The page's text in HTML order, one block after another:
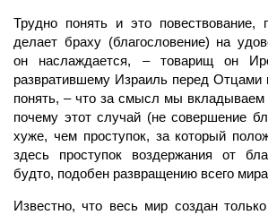
Трудно понять и это повествование,
делает браху (благословение) на
он наслаждается, – товарищ он
развратившему Израиль перед Отцами
понять, – что за смысл мы вкладываем
почему этот случай (не совершение
хуже, чем проступок, за который
здесь проступок воздержания от
будто, подобен развращению всего
Известно, что весь мир создан